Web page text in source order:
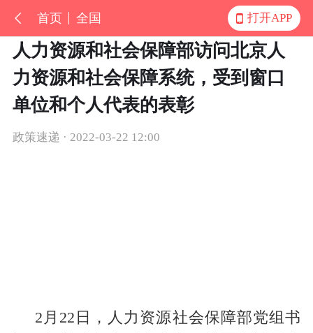
首页 全国 打开APP
人力资源和社会保障部访问北京人
力资源和社会保障系统，受到窗口
单位和个人代表的表彰
政策速递 · 2022-03-22 12:00
2月22日，人力资源社会保障部党组书